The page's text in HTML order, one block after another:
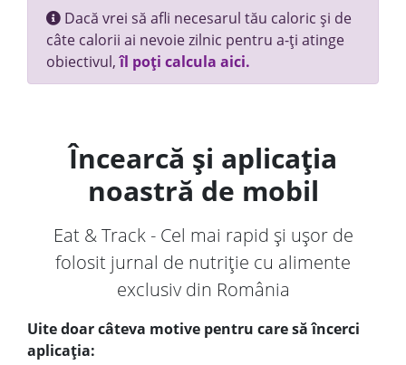
Dacă vrei să afli necesarul tău caloric și de
câte calorii ai nevoie zilnic pentru a-ți atinge
obiectivul,îl poți calcula aici.
Încearcă și aplicația
noastră de mobil
Eat & Track - Cel mai rapid și ușor de
folosit jurnal de nutriție cu alimente
exclusiv din România
Uite doar câteva motive pentru care să încerci
aplicația: